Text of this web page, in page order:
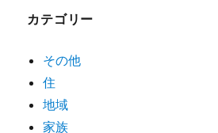
カテゴリー
その他
住
地域
家族